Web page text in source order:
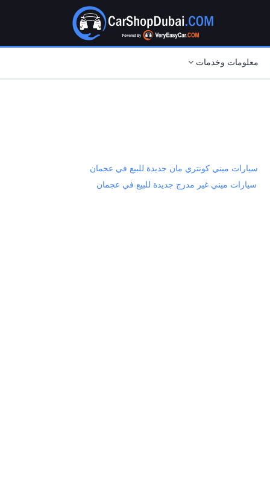
معلومات وخدمات
سيارات ميني كونتري مان جديدة للبيع في عجمان
سيارات ميني غير مدرج جديدة للبيع في عجمان